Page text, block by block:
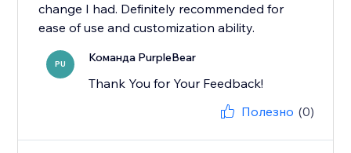
change I had. Definitely recommended for
ease of use and customization ability.
PU Команда PurpleBear
Thank You for Your Feedback!
Полезно (0)